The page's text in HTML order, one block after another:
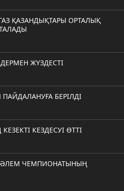
ҚАЗАНДЫҚТАРЫ ОРТАЛЫҚ
ЖҮЗДЕСТІ
БЕРІЛДІ
КЕЗДЕСУІ ӨТТІ
ЧЕМПИОНАТЫНЫҢ